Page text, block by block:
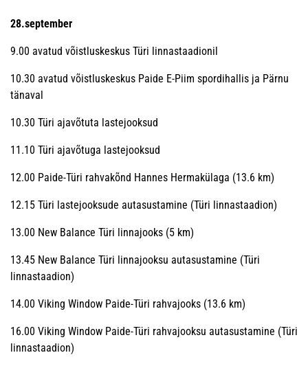
28.september
9.00 avatud võistluskeskus Türi linnastaadionil
10.30 avatud võistluskeskus Paide E-Piim spordihallis ja Pärnu
tänaval
10.30 Türi ajavõtuta lastejooksud
11.10 Türi ajavõtuga lastejooksud
12.00 Paide-Türi rahvakõnd Hannes Hermakülaga (13.6 km)
12.15 Türi lastejooksude autasustamine (Türi linnastaadion)
13.00 New Balance Türi linnajooks (5 km)
13.45 New Balance Türi linnajooksu autasustamine (Türi
linnastaadion)
14.00 Viking Window Paide-Türi rahvajooks (13.6 km)
16.00 Viking Window Paide-Türi rahvajooksu autasustamine (Türi
linnastaadion)